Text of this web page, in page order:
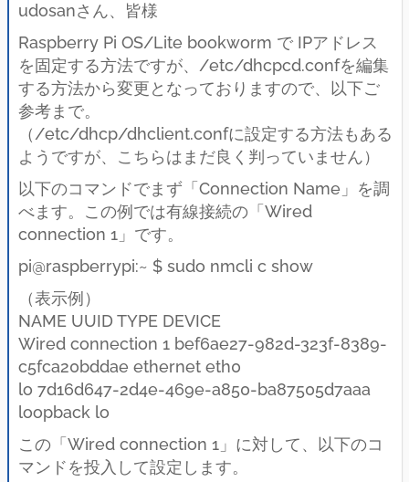
udosanさん、皆様
Raspberry Pi OS/Lite bookworm で IPアドレス
を固定する方法ですが、/etc/dhcpcd.confを編集
する方法から変更となっておりますので、以下ご
参考まで。
（/etc/dhcp/dhclient.confに設定する方法もある
ようですが、こちらはまだ良く判っていません）
以下のコマンドでまず「Connection Name」を調
べます。この例では有線接続の「Wired
connection 1」です。
pi@raspberrypi:~ $ sudo nmcli c show
（表示例）
NAME UUID TYPE DEVICE
Wired connection 1 bef6ae27-982d-323f-8389-
c5fca20bddae ethernet eth0
lo 7d16d647-2d4e-469e-a850-ba87505d7aaa
loopback lo
この「Wired connection 1」に対して、以下のコ
マンドを投入して設定します。